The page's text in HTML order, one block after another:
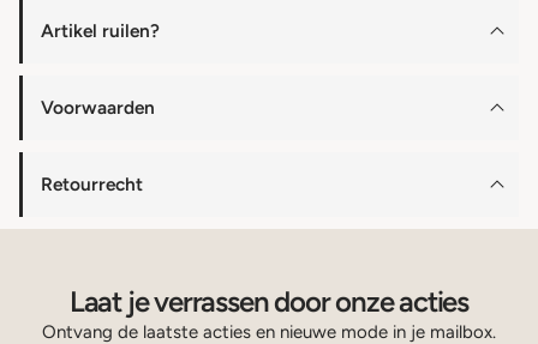
Artikel ruilen?
Voorwaarden
Retourrecht
Laat je verrassen door onze acties
Ontvang de laatste acties en nieuwe mode in je mailbox.